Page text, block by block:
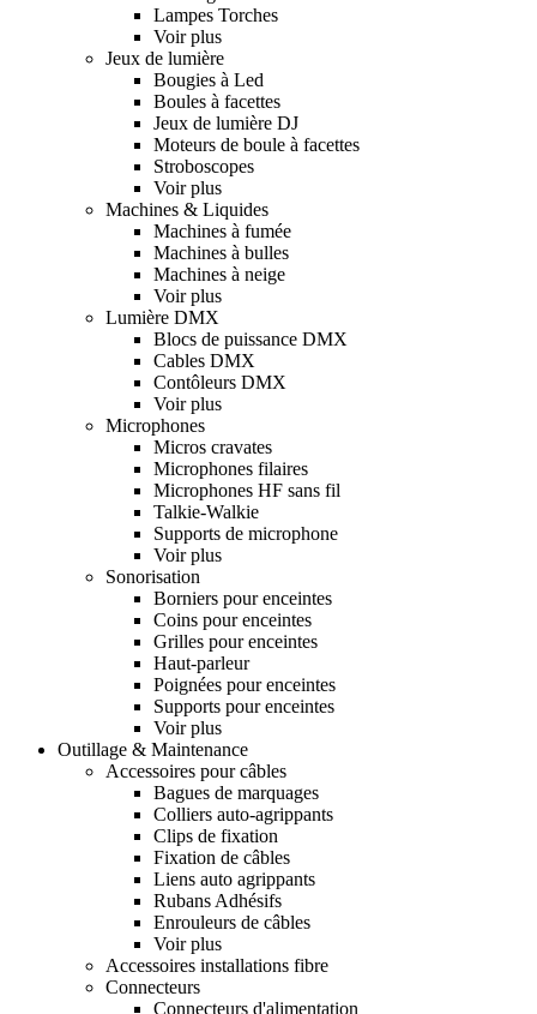
Lampes Torches
Voir plus
Jeux de lumière
Bougies à Led
Boules à facettes
Jeux de lumière DJ
Moteurs de boule à facettes
Stroboscopes
Voir plus
Machines & Liquides
Machines à fumée
Machines à bulles
Machines à neige
Voir plus
Lumière DMX
Blocs de puissance DMX
Cables DMX
Contôleurs DMX
Voir plus
Microphones
Micros cravates
Microphones filaires
Microphones HF sans fil
Talkie-Walkie
Supports de microphone
Voir plus
Sonorisation
Borniers pour enceintes
Coins pour enceintes
Grilles pour enceintes
Haut-parleur
Poignées pour enceintes
Supports pour enceintes
Voir plus
Outillage & Maintenance
Accessoires pour câbles
Bagues de marquages
Colliers auto-agrippants
Clips de fixation
Fixation de câbles
Liens auto agrippants
Rubans Adhésifs
Enrouleurs de câbles
Voir plus
Accessoires installations fibre
Connecteurs
Connecteurs d'alimentation